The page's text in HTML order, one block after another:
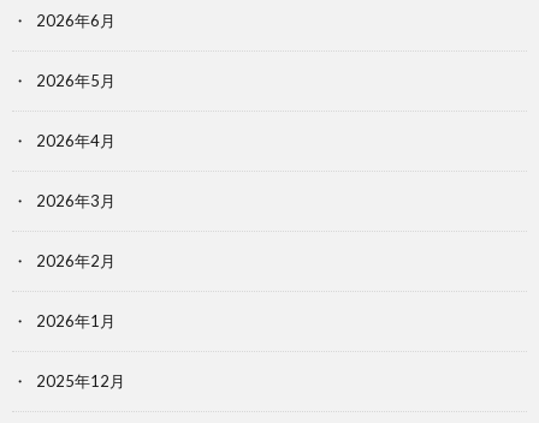
2026年6月
2026年5月
2026年4月
2026年3月
2026年2月
2026年1月
2025年12月